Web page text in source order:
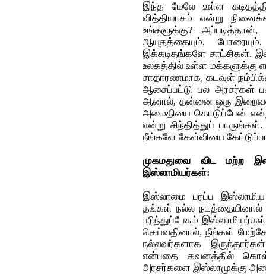
இந்த மேலே உள்ள
வித்தியாசம் என்று
உங்களுக்கு?
ஆயுதத்தையும்,
இக்கடிதங்களே சாட்சிகள்.
உலகத்தில் உள்ள மக்களுக்கு
சாதாரணமாக, கடவுள்
ஆசைப்பட்டு பல அரசர்கள்
ஆனால், தன்னை ஒரு
அமைதியை கொடுப்பேன்
என்று சிந்தித்துப்
நீங்களே கேள்வியை
முகமதுவை விட மற்ற
இஸ்லாமியர்கள்:
இஸ்லாமை பரப்ப
தங்கள் நல்ல நடத்தையினால்
பரிந்துப்பேசும்
செய்வதினால், நீங்கள்
நல்லவர்களாக
என்பதை கவனத்தில்
அரசர்களை இஸ்லாமுக்கு